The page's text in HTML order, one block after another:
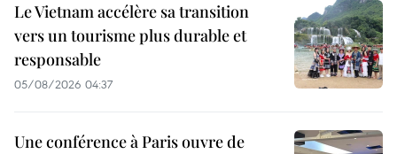
Le Vietnam accélère sa transition
vers un tourisme plus durable et
responsable
05/08/2026 04:37
Une conférence à Paris ouvre de